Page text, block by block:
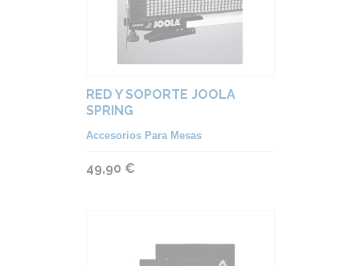
RED Y SOPORTE JOOLA
SPRING
Accesorios Para Mesas
49,90 €